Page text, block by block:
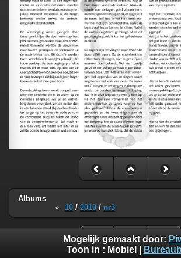
Albums
10 / 2010 / nr3
Mogelijk gemaakt door:
Toon in : Mobiel